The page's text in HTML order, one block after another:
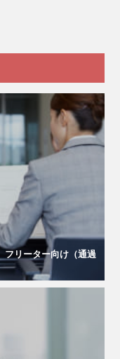
フリーター向け（通過